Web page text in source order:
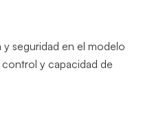
y seguridad en el modelo
y capacidad de